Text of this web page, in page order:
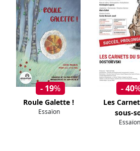
- 19%
Roule Galette !
Essaïon
- 40
Les
sous-
Essaïon